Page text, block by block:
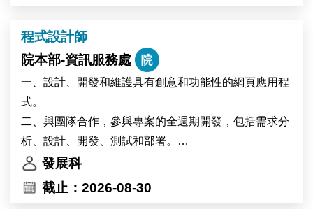
The successful candidate will participate in research
on plant–environment interactions. Using plant
systems including Marchantia, Arabidopsis, and
potentially soybean, the project will investigate the
physiological and molecular responses of plants to
heat stress and environmental changes associated
with global warming. The research will also explore
how environmental changes affect circadian clock
regulation in high-altitude crops.
程式設計師
院本部-資訊服務處
一、設計、開發和維護具有創意和功能性的網頁應用程
式。
二、與團隊合作，參與專案的全週期開發，包括需求分
析、設計、開發、測試和部署。
三、持續學習最新的前端和後端開發趨勢。
四、其他主管交辦事項，有機會跨領域學習，展現您的
發展科
截止：2026-08-30